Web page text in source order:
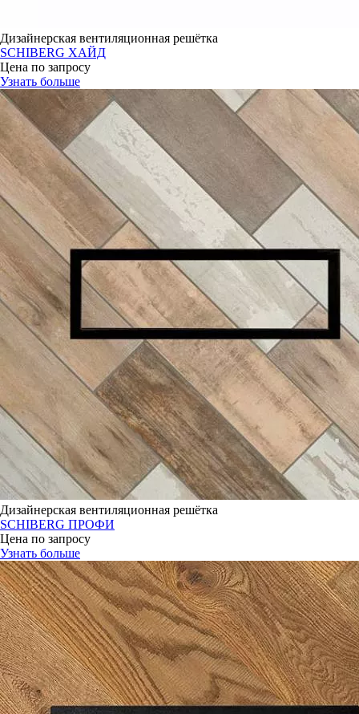
Дизайнерская вентиляционная решётка
SCHIBERG ХАЙД
Цена по запросу
Узнать больше
Дизайнерская вентиляционная решётка
SCHIBERG ПРОФИ
Цена по запросу
Узнать больше